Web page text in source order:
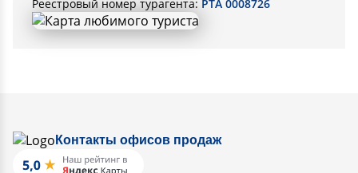
Реестровый номер турагента: РТА 0008726
Контакты офисов продаж